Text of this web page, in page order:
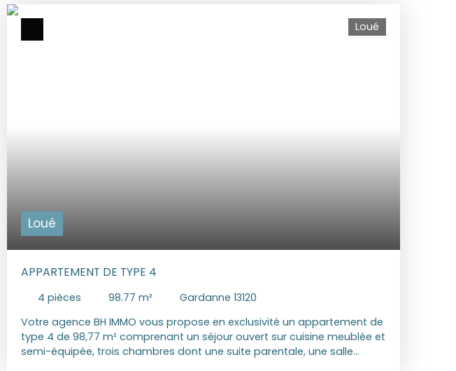
Constitution du dossier, Bail : 1184. 8€ € Etat des lieux : 355. 44 € DPE : B/
GES : A Montant estimé des dépenses annuelles d'énergie pour un
Loué
Loué
APPARTEMENT DE TYPE 4
4 pièces 98.77 m²
Gardanne 13120
Votre agence BH IMMO vous propose en exclusivité un appartement de
type 4 de 98,77 m² comprenant un séjour ouvert sur cuisine meublée et
semi-équipée, trois chambres dont une suite parentale, une salle